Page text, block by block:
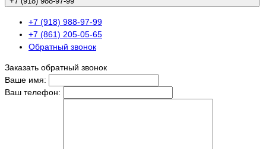
+7 (918) 988-97-99
+7 (861) 205-05-65
Обратный звонок
Заказать обратный звонок
Ваше имя:
Ваш телефон: